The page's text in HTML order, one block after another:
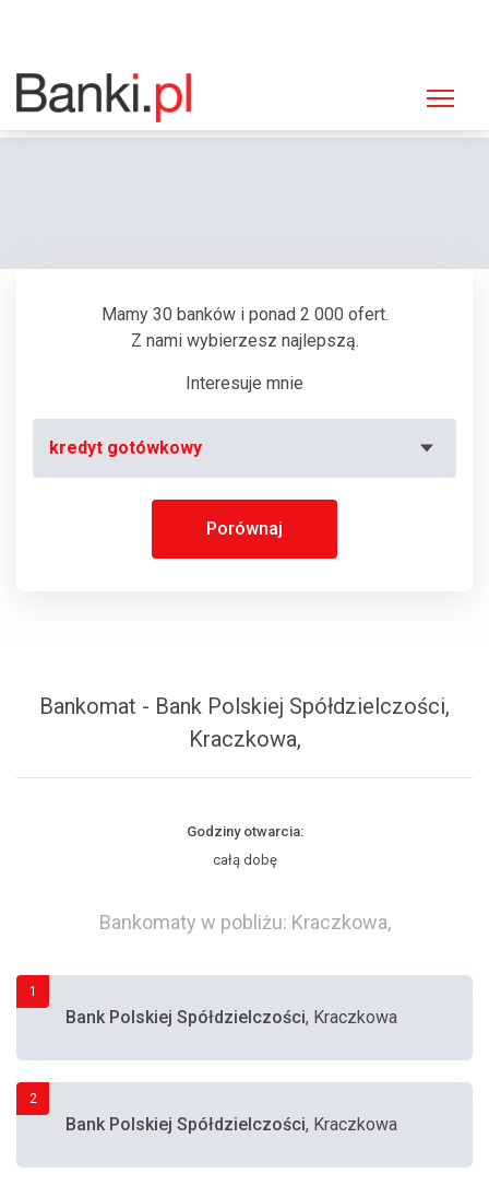
Strona główna
Bankomat Bank Polskiej Spółdzielczości, Kraczkowa
Mamy 30 banków i ponad 2 000 ofert.
Z nami wybierzesz najlepszą.
Interesuje mnie
kredyt gotówkowy
Porównaj
Bankomat - Bank Polskiej Spółdzielczości,
Kraczkowa,
Godziny otwarcia:
całą dobę
Bankomaty w pobliżu: Kraczkowa,
1
Bank Polskiej Spółdzielczości, Kraczkowa
2
Bank Polskiej Spółdzielczości, Kraczkowa